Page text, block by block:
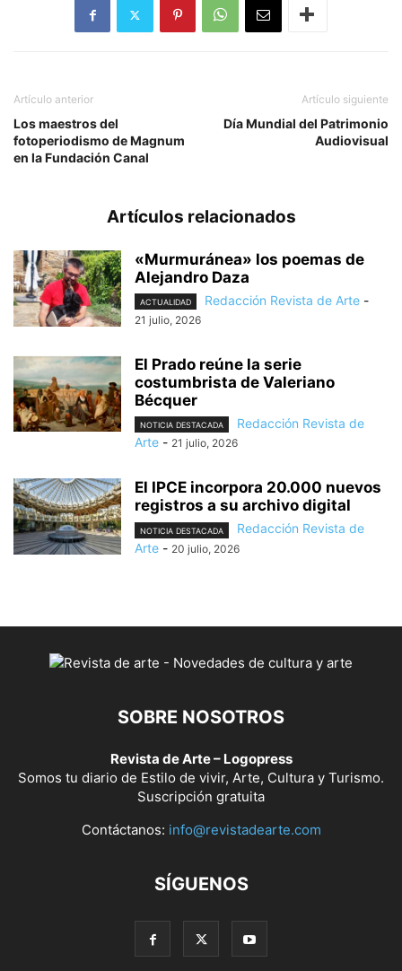
Artículo anterior
Los maestros del
fotoperiodismo de Magnum
en la Fundación Canal
Artículo siguiente
Día Mundial del Patrimonio
Audiovisual
Artículos relacionados
«Murmuránea» los poemas de
Alejandro Daza
ACTUALIDAD Redacción Revista de Arte -
21 julio, 2026
El Prado reúne la serie
costumbrista de Valeriano
Bécquer
NOTICIA DESTACADA
Redacción Revista de
Arte - 21 julio, 2026
El IPCE incorpora 20.000 nuevos
registros a su archivo digital
NOTICIA DESTACADA
Redacción Revista de
Arte - 20 julio, 2026
SOBRE NOSOTROS
Revista de Arte – Logopress
Somos tu diario de Estilo de vivir, Arte, Cultura y Turismo.
Suscripción gratuita
Contáctanos: info@revistadearte.com
SÍGUENOS